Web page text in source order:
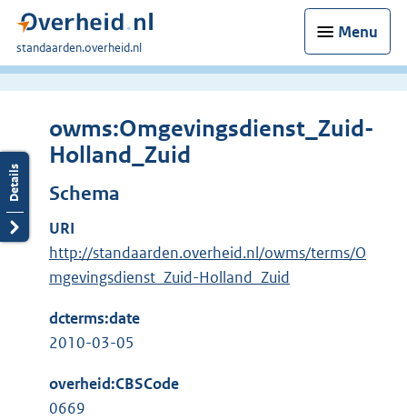
Menu
U
bent
standaarden.overheid.nl
owms:Omgevingsdienst_Zuid-
Holland_Zuid
Schema
URI
http://standaarden.overheid.nl/owms/terms/O
mgevingsdienst_Zuid-Holland_Zuid
dcterms:date
2010-03-05
overheid:CBSCode
0669